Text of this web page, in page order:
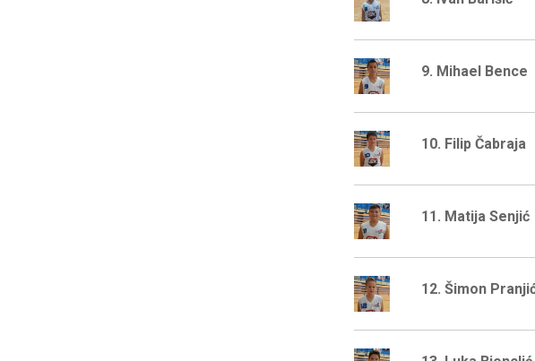
9. Mihael Bence
10. Filip Čabraja
11. Matija Senjić
12. Šimon